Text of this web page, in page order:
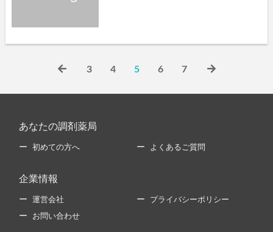
3 4 5 6 7
あなたの調剤薬局
初めての方へ よくあるご質問
企業情報
運営会社 プライバシーポリシー
お問い合わせ